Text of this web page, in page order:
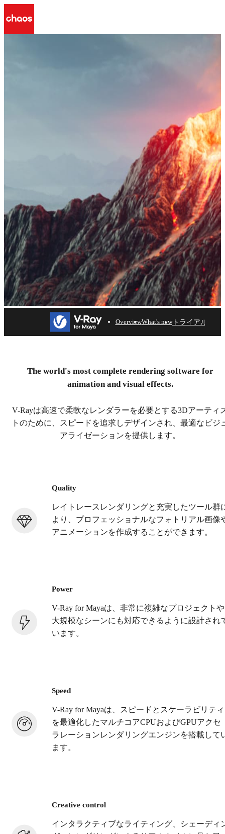
VFXやアニメーションのプロジェクトにリアリズムの
息吹を吹き込みます。30日間の無料トライアルをお試
ダウンロード
OverviewWhat's newトライアル
The world's most complete rendering software for
animation and visual effects.
V-Rayは高速で柔軟なレンダラーを必要とする3Dアーティ
トのために、スピードを追求しデザインされ、最適なビジ
アライゼーションを提供します。
Quality
レイトレースレンダリングと充実したツール群
より、プロフェッショナルなフォトリアル画像
アニメーションを作成することができます。
Power
V-Ray for Mayaは、非常に複雑なプロジェクトや
大規模なシーンにも対応できるように設計され
います。
Speed
V-Ray for Mayaは、スピードとスケーラビリティ
を最適化したマルチコアCPUおよびGPUアクセ
ラレーションレンダリングエンジンを搭載して
ます。
Creative control
インタラクティブなライティング、シェーディ